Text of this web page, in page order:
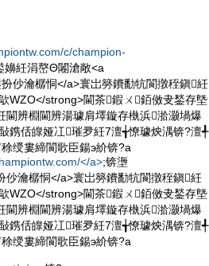
c/champion-
嬶紝涓嶅Θ闂滄敞<a
仯瀹樼恫</a>寰岀簩鐨勫牨閬撴秷鎭紝
WZO</strong>閫茶鍜ㄨ銆傚叏鍫存墍
辨棩閫辨湯璩肩墿鏇存槸浜湁灏堝爆
鎸佸皥娅冮璀夛紝7澶╅憭璩炴湡锛?澶╃
绶婁締閬歌臣鍚э紒锛?a
</a>;锛塰
仯瀹樼恫</a>寰岀簩鐨勫牨閬撴秷鎭紝
WZO</strong>閫茶鍜ㄨ銆傚叏鍫存墍
辨棩閫辨湯璩肩墿鏇存槸浜湁灏堝爆
鎸佸皥娅冮璀夛紝7澶╅憭璩炴湡锛?澶╃
绶婁締閬歌臣鍚э紒锛?a